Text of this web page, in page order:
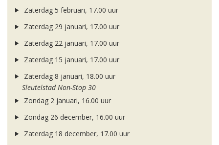
Zaterdag 5 februari, 17.00 uur
Zaterdag 29 januari, 17.00 uur
Zaterdag 22 januari, 17.00 uur
Zaterdag 15 januari, 17.00 uur
Zaterdag 8 januari, 18.00 uur
Sleutelstad Non-Stop 30
Zondag 2 januari, 16.00 uur
Zondag 26 december, 16.00 uur
Zaterdag 18 december, 17.00 uur